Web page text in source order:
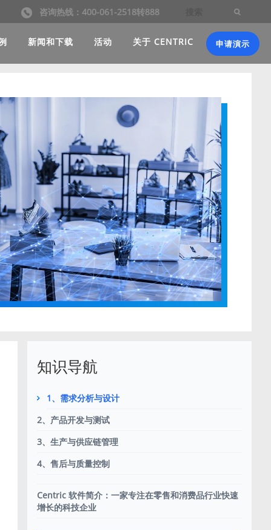
咨询热线：400-061-2518转888
新闻和下载 活动 关于 CENTRIC 申请演示
知识导航
1、需求分析与设计
2、产品开发与测试
3、生产与供应链管理
4、售后与质量控制
Centric 软件简介：一家专注在零售和消费品行业快速
增长的科技企业